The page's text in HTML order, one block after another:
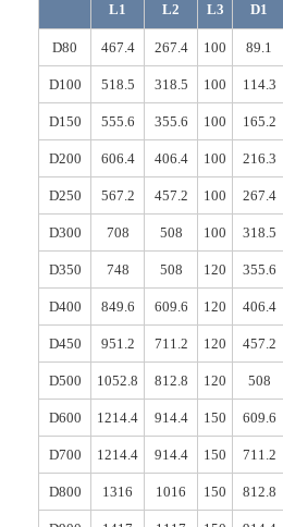
L1 L2 L3 D1
D80 467.4 267.4 100 89.1
D100 518.5 318.5 100 114.3
D150 555.6 355.6 100 165.2
D200 606.4 406.4 100 216.3
D250 567.2 457.2 100 267.4
D300 708 508 100 318.5
D350 748 508 120 355.6
D400 849.6 609.6 120 406.4
D450 951.2 711.2 120 457.2
D500 1052.8 812.8 120 508
D600 1214.4 914.4 150 609.6
D700 1214.4 914.4 150 711.2
D800 1316 1016 150 812.8